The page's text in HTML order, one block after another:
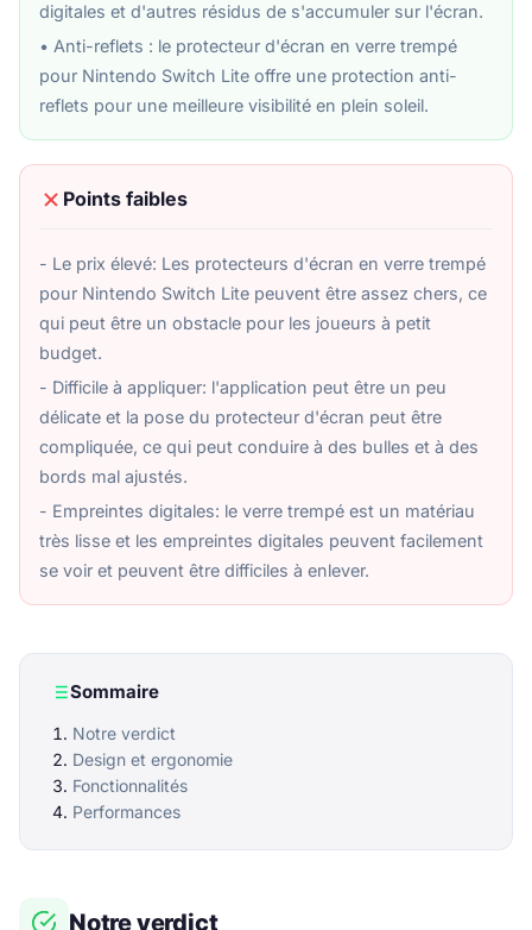
digitales et d'autres résidus de s'accumuler sur l'écran.
• Anti-reflets : le protecteur d'écran en verre trempé
pour Nintendo Switch Lite offre une protection anti-
reflets pour une meilleure visibilité en plein soleil.
Points faibles
- Le prix élevé: Les protecteurs d'écran en verre trempé
pour Nintendo Switch Lite peuvent être assez chers, ce
qui peut être un obstacle pour les joueurs à petit
budget.
- Difficile à appliquer: l'application peut être un peu
délicate et la pose du protecteur d'écran peut être
compliquée, ce qui peut conduire à des bulles et à des
bords mal ajustés.
- Empreintes digitales: le verre trempé est un matériau
très lisse et les empreintes digitales peuvent facilement
se voir et peuvent être difficiles à enlever.
Sommaire
Notre verdict
Design et ergonomie
Fonctionnalités
Performances
Notre verdict